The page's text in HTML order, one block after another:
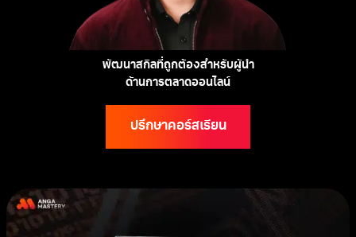
พัฒนาสกิลที่ถูกต้องสำหรับผู้นำ
ด้านการตลาดออนไลน์
ปรึกษาคอร์สเรียน